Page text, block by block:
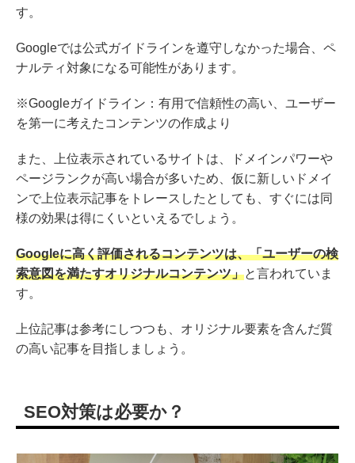
す。
Googleでは公式ガイドラインを遵守しなかった場合、ペ
ナルティ対象になる可能性があります。
※Googleガイドライン： 有用で信頼性の高い、ユーザー
を第一に考えたコンテンツの作成より
また、上位表示されているサイトは、ドメインパワーや
ページランクが高い場合が多いため、仮に新しいドメイ
ンで上位表示記事をトレースしたとしても、すぐには同
様の効果は得にくいといえるでしょう。
Googleに高く評価されるコンテンツは、「ユーザーの検
索意図を満たすオリジナルコンテンツ」と言われていま
す。
上位記事は参考にしつつも、オリジナル要素を含んだ質
の高い記事を目指しましょう。
SEO対策は必要か？